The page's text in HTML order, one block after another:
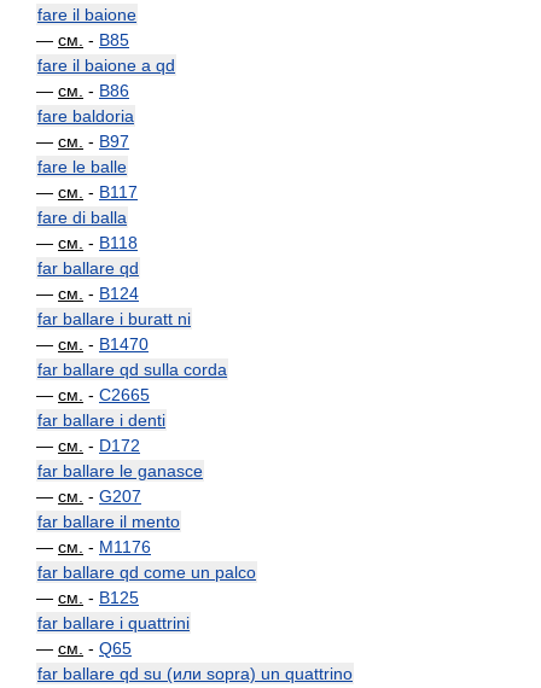
fare il baione
— см. - B85
fare il baione a qd
— см. - B86
fare baldoria
— см. - B97
fare le balle
— см. - B117
fare di balla
— см. - B118
far ballare qd
— см. - B124
far ballare i buratt ni
— см. - B1470
far ballare qd sulla corda
— см. - C2665
far ballare i denti
— см. - D172
far ballare le ganasce
— см. - G207
far ballare il mento
— см. - M1176
far ballare qd come un palco
— см. - B125
far ballare i quattrini
— см. - Q65
far ballare qd su (или sopra) un quattrino